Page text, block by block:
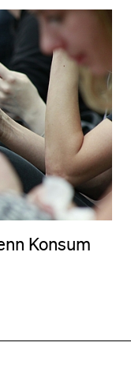
Konsum